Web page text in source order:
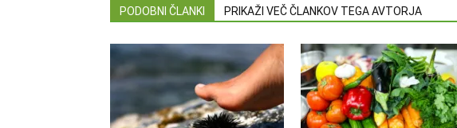
PODOBNI ČLANKI PRIKAŽI VEČ ČLANKOV TEGA AVTORJA